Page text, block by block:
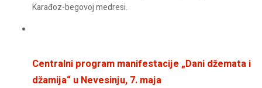
Karađoz-begovoj medresi.
Centralni program manifestacije „Dani džemata i
džamija“ u Nevesinju, 7. maja